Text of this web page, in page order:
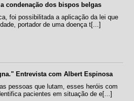
condenação dos bispos belgas
foi possibilitada a aplicação da lei que
portador de uma doença t[...]
Entrevista com Albert Espinosa
pessoas que lutam, esses heróis com
pacientes em situação de e[...]